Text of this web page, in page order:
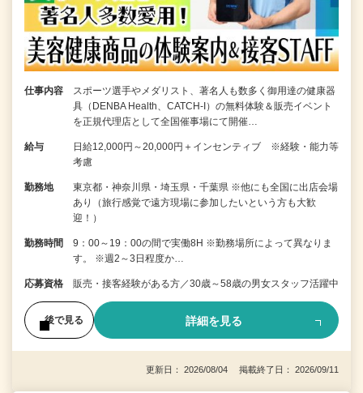
仕事内容
スポーツ選手やメダリスト、著名人も数多く御用達の健康器
具（DENBA Health、CATCH-I）の無料体験＆販売イベント
を正規代理店として全国催事場にて開催…
給与
日給12,000円～20,000円＋インセンティブ ※経験・能力等
考慮
勤務地
東京都・神奈川県・埼玉県・千葉県 ※他にも全国に出店会場
あり（旅行感覚で遠方現場に参加したいという方も大歓
迎！）
勤務時間
9：00～19：00の間で実働8H ※勤務場所によって異なりま
す。 ※週2～3日程度か…
応募資格 販売・接客経験がある方／30歳～58歳の男女スタッフ活躍中
後で見る 詳細を見る
更新日： 2026/08/04 掲載終了日： 2026/09/11